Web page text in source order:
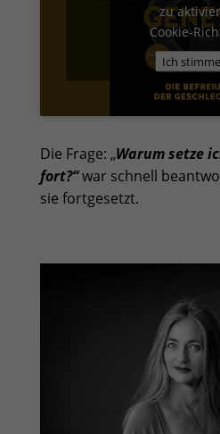
zu
Cookie-
Ich
Die Frage: „Warum setze
fort?“war schnell
sie fortgesetzt.